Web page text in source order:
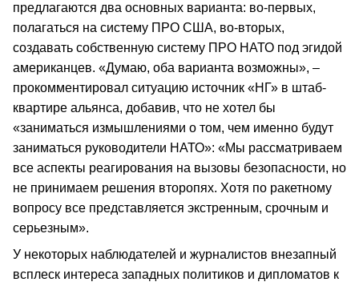
предлагаются два основных варианта: во-первых,
полагаться на систему ПРО США, во-вторых,
создавать собственную систему ПРО НАТО под эгидой
американцев. «Думаю, оба варианта возможны», –
прокомментировал ситуацию источник «НГ» в штаб-
квартире альянса, добавив, что не хотел бы
«заниматься измышлениями о том, чем именно будут
заниматься руководители НАТО»: «Мы рассматриваем
все аспекты реагирования на вызовы безопасности, но
не принимаем решения второпях. Хотя по ракетному
вопросу все представляется экстренным, срочным и
серьезным».
У некоторых наблюдателей и журналистов внезапный
всплеск интереса западных политиков и дипломатов к